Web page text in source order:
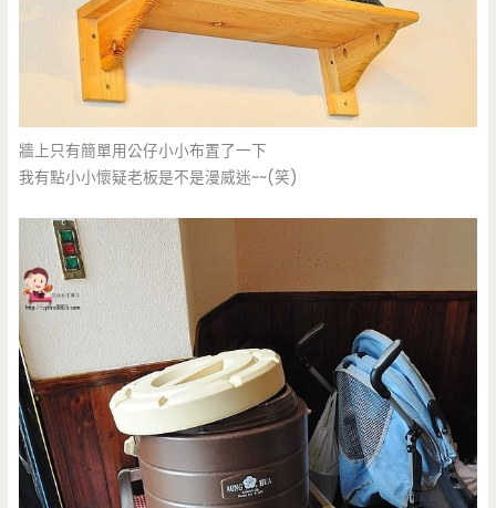
牆上只有簡單用公仔小小布置了一下
我有點小小懷疑老板是不是漫威迷~~(笑)